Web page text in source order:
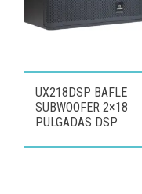
UX218DSP BAFLE
SUBWOOFER 2×18
PULGADAS DSP